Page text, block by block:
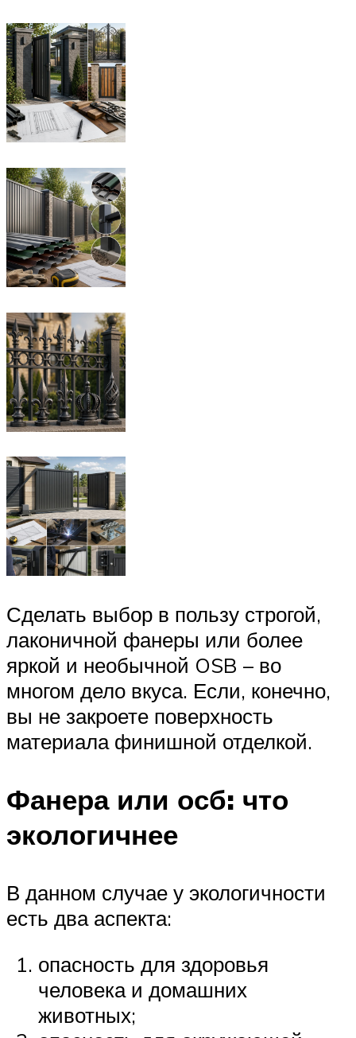
Сделать выбор в пользу строгой,
лаконичной фанеры или более
яркой и необычной OSB – во
многом дело вкуса. Если, конечно,
вы не закроете поверхность
материала финишной отделкой.
Фанера или осб: что
экологичнее
В данном случае у экологичности
есть два аспекта:
опасность для здоровья
человека и домашних
животных;